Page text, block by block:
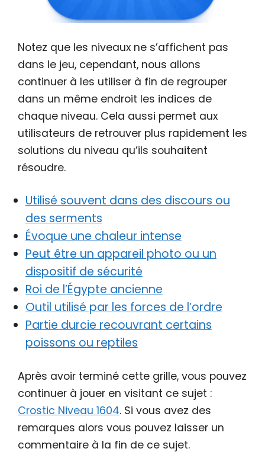
Notez que les niveaux ne s’affichent pas
dans le jeu, cependant, nous allons
continuer à les utiliser à fin de regrouper
dans un même endroit les indices de
chaque niveau. Cela aussi permet aux
utilisateurs de retrouver plus rapidement les
solutions du niveau qu’ils souhaitent
résoudre.
Utilisé souvent dans des discours ou
des serments
Évoque une chaleur intense
Peut être un appareil photo ou un
dispositif de sécurité
Roi de l’Égypte ancienne
Outil utilisé par les forces de l’ordre
Partie durcie recouvrant certains
poissons ou reptiles
Après avoir terminé cette grille, vous pouvez
continuer à jouer en visitant ce sujet :
Crostic Niveau 1604. Si vous avez des
remarques alors vous pouvez laisser un
commentaire à la fin de ce sujet.